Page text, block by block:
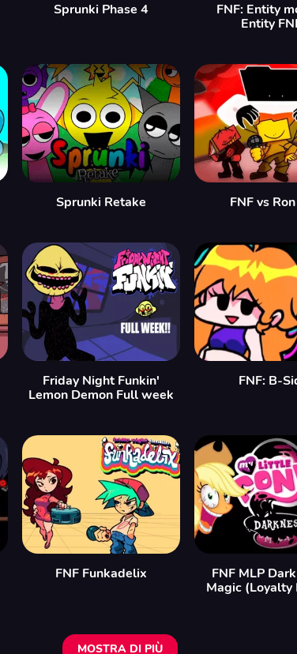
Sprunki Phase 4
FNF: Entity
Entity
Sprunki Retake FNF vs
Friday Night Funkin'
Lemon Demon Full week
FNF: B-
FNF Funkadelix
FNF MLP
Magic (Loyalty
MOSTRA DI PIÙ